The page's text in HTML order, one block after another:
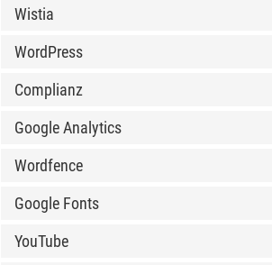
Wistia
WordPress
Complianz
Google Analytics
Wordfence
Google Fonts
YouTube